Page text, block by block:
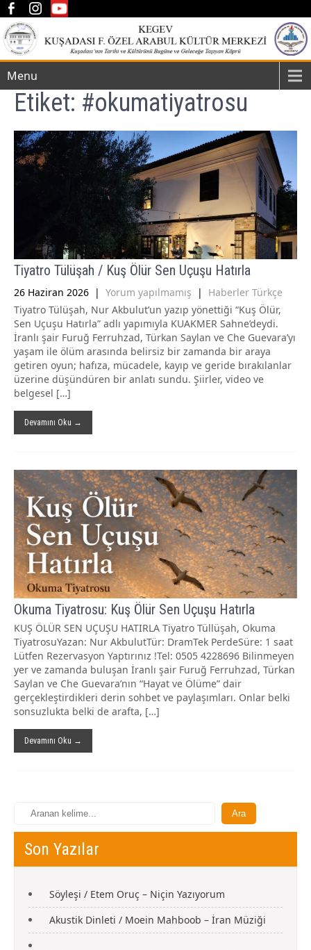
Menu
Etiket: #okumatiyatrosu
Tiyatro Tülüşah / Kuş Ölür Sen Uçuşu Hatırla
26 Haziran 2026 | Yorum yapılmamış | Haberler Türkçe
Tiyatro Tülüşah, Nur Akbulut’un yazıp yönettiği “Kuş Ölür,
Sen Uçuşu Hatırla” adlı yapımıyla KUAKMER Sahne’deydi.
İranlı şair Furuğ Ferruhzad, Türkan Saylan ve Che Guevara’yı
yaşam ile ölüm arasında belirsiz bir zamanda bir araya
getiren oyun; hafıza, mücadele, kayıp ve geride bırakılanlar
üzerine düşündüren bir anlatı sundu. Şiirler, video ve
belgesel […]
Devamını Oku →
Okuma Tiyatrosu: Kuş Ölür Sen Uçuşu Hatırla
KUŞ ÖLÜR SEN UÇUŞU HATIRLA Tiyatro Tüllüşah, Okuma
TiyatrosuYazan: Nur AkbulutTür: DramTek PerdeSüre: 1 saat
Lütfen Rezervasyon Yaptırınız !Tel: 0505 4228696 Bilinmeyen
yer ve zamanda buluşan İranlı şair Furuğ Ferruhzad, Türkan
Saylan ve Che Guevara’nın “Hayat ve Ölüme” dair
gerçekleştirdikleri derin sohbet ve paylaşımları. Onlar belki
sonsuzlukta belki de arafta, […]
Devamını Oku →
Son Yazılar
Söyleşi / Etem Oruç – Niçin Yazıyorum
Akustik Dinleti / Moein Mahboob – İran Müziği